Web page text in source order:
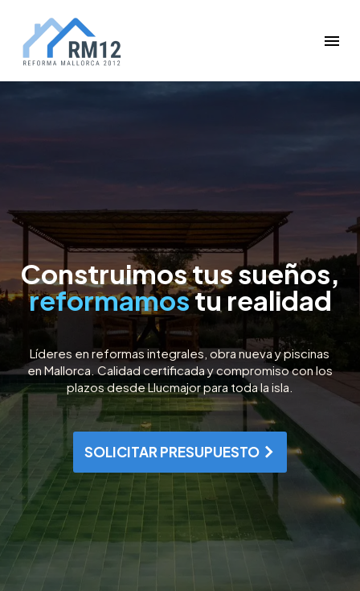
Construimos tus sueños,
reformamostu realidad
Líderes en reformas integrales, obra nueva y piscinas
en Mallorca. Calidad certificada y compromiso con los
plazos desde Llucmajor para toda la isla.
SOLICITAR PRESUPUESTO arrow_forward_ios